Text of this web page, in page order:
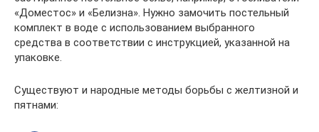
«Доместос» и «Белизна». Нужно замочить постельный
комплект в воде с использованием выбранного
средства в соответствии с инструкцией, указанной на
упаковке.
Существуют и народные методы борьбы с желтизной и
пятнами: